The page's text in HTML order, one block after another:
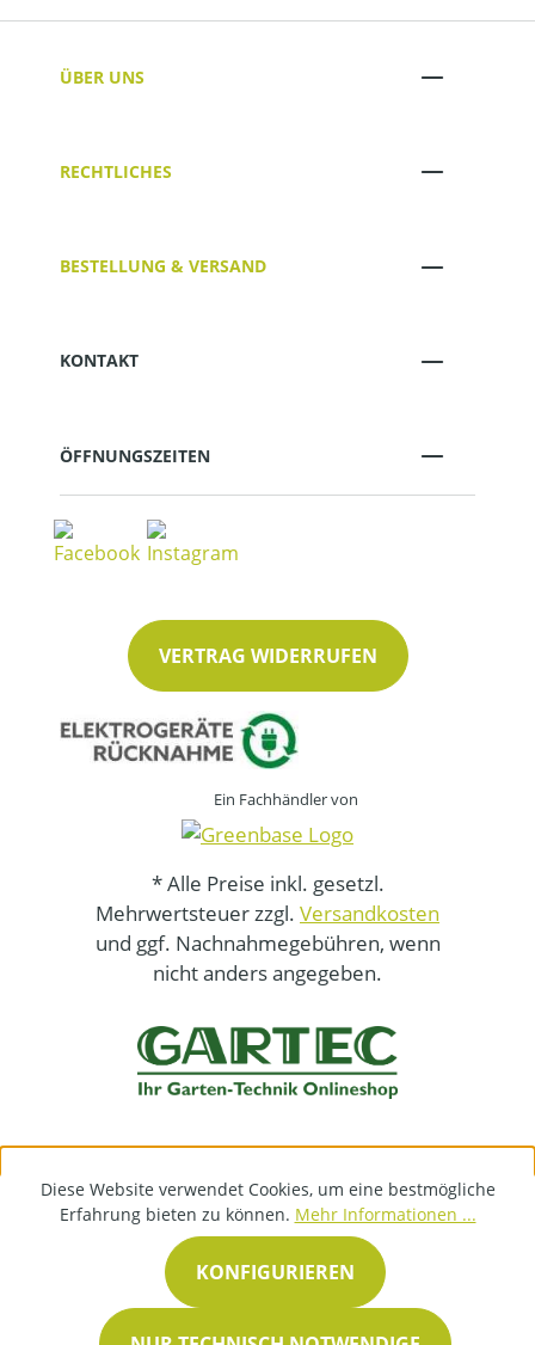
ÜBER UNS
RECHTLICHES
BESTELLUNG & VERSAND
KONTAKT
ÖFFNUNGSZEITEN
VERTRAG WIDERRUFEN
Ein Fachhändler von
* Alle Preise inkl. gesetzl.
Mehrwertsteuer zzgl. Versandkosten
und ggf. Nachnahmegebühren, wenn
nicht anders angegeben.
Diese Website verwendet Cookies, um eine bestmögliche
Erfahrung bieten zu können. Mehr Informationen ...
KONFIGURIEREN